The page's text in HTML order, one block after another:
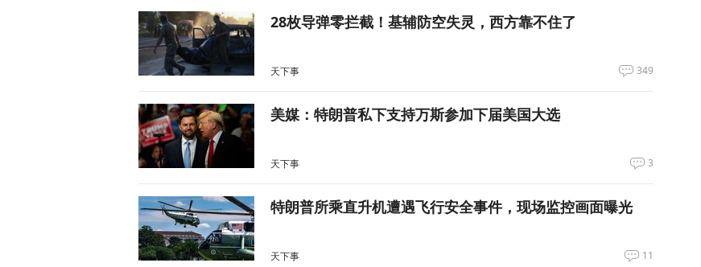
28枚导弹零拦截！基辅防空失灵，西方靠不住了
天下事 349
美媒：特朗普私下支持万斯参加下届美国大选
天下事 3
特朗普所乘直升机遭遇飞行安全事件，现场监控画面曝光
天下事 11